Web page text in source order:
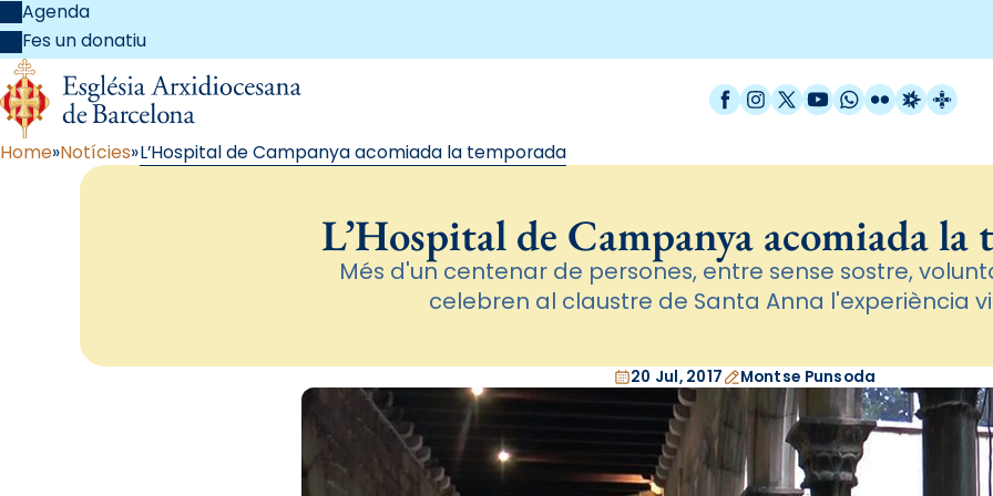
Agenda
Fes un donatiu
Facebook
Instagram
X / Twitter
YouTube
WhatsApp
FlickrRadio
Home Notícies L’Hospital de Campanya acomiada la temporada
L’Hospital de Campanya acomiada la
Més d'un centenar de persones, entre sense sostre,
celebren al claustre de Santa Anna l'experiència
20 Jul, 2017 Montse Punsoda